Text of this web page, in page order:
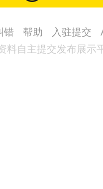
错 帮助 入驻提交
料自主提交发布展示